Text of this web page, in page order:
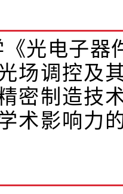
光电子器
场调控及
密制造技
术影响力